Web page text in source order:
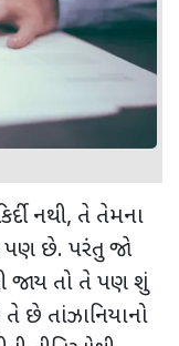
નથી, તે તેમના
પણ છે. પરંતુ જો
જાય તો તે પણ શું
છે તાંઝાનિયાનો